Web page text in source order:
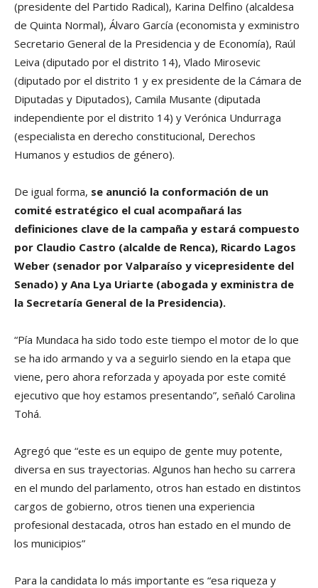
(presidente del Partido Radical), Karina Delfino (alcaldesa
de Quinta Normal), Álvaro García (economista y exministro
Secretario General de la Presidencia y de Economía), Raúl
Leiva (diputado por el distrito 14), Vlado Mirosevic
(diputado por el distrito 1 y ex presidente de la Cámara de
Diputadas y Diputados), Camila Musante (diputada
independiente por el distrito 14) y Verónica Undurraga
(especialista en derecho constitucional, Derechos
Humanos y estudios de género).
De igual forma, se anunció la conformación de un
comité estratégico el cual acompañará las
definiciones clave de la campaña y estará compuesto
por Claudio Castro (alcalde de Renca), Ricardo Lagos
Weber (senador por Valparaíso y vicepresidente del
Senado) y Ana Lya Uriarte (abogada y exministra de
la Secretaría General de la Presidencia).
“Pía Mundaca ha sido todo este tiempo el motor de lo que
se ha ido armando y va a seguirlo siendo en la etapa que
viene, pero ahora reforzada y apoyada por este comité
ejecutivo que hoy estamos presentando”, señaló Carolina
Tohá.
Agregó que “este es un equipo de gente muy potente,
diversa en sus trayectorias. Algunos han hecho su carrera
en el mundo del parlamento, otros han estado en distintos
cargos de gobierno, otros tienen una experiencia
profesional destacada, otros han estado en el mundo de
los municipios”
Para la candidata lo más importante es “esa riqueza y